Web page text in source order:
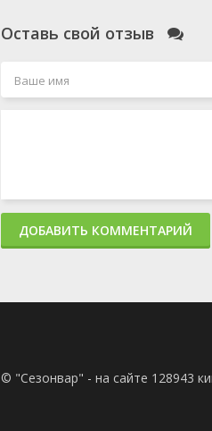
Оставь свой отзыв
ДОБАВИТЬ КОММЕНТАРИЙ
© "Сезонвар" - на сайте 128943